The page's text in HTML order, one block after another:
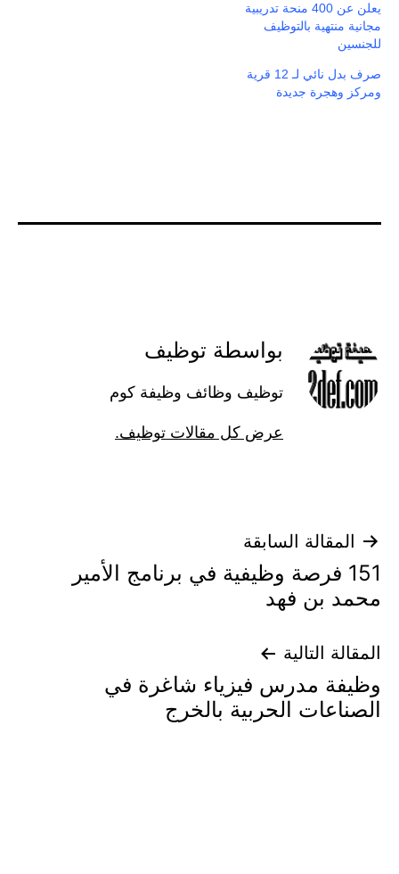
يعلن عن 400 منحة تدريبية
مجانية منتهية بالتوظيف
للجنسين
صرف بدل نائي لـ 12 قرية
ومركز وهجرة جديدة
بواسطة توظيف
توظيف وظائف وظيفة كوم
عرض كل مقالات توظيف.
تصفّح
المقالات
المقالة السابقة
151 فرصة وظيفية في برنامج الأمير
محمد بن فهد
المقالة التالية
وظيفة مدرس فيزياء شاغرة في
الصناعات الحربية بالخرج